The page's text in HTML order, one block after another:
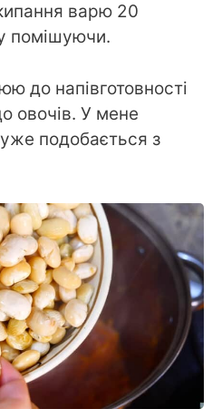
варю 20
помішуючи.
до напівготовності
овочів. У мене
подобається з